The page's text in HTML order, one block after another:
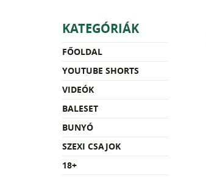
KATEGÓRIÁK
FŐOLDAL
YOUTUBE SHORTS
VIDEÓK
BALESET
BUNYÓ
SZEXI CSAJOK
18+